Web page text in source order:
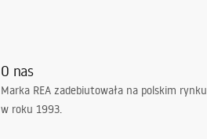
O nas
Marka REA zadebiutowała na polskim rynku
w roku 1993.